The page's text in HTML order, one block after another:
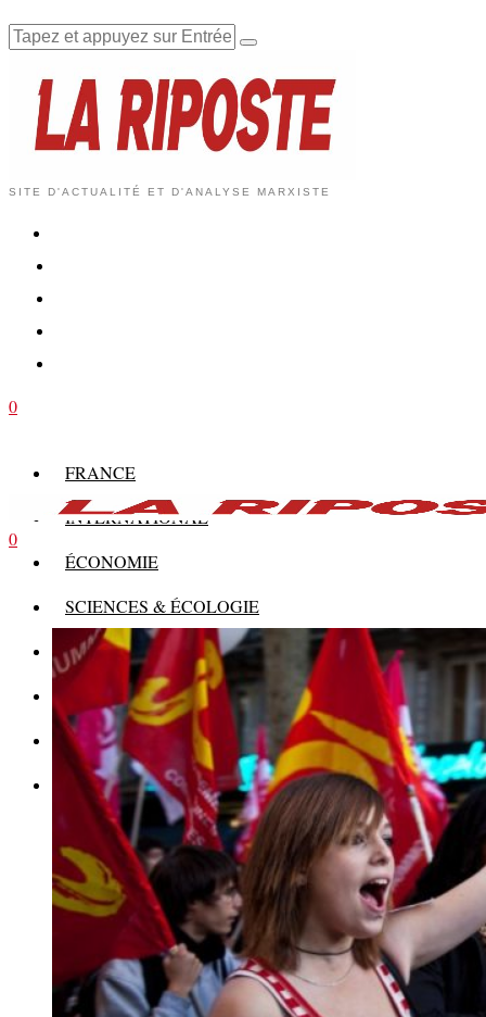
SITE D'ACTUALITÉ ET D'ANALYSE MARXISTE
0
FRANCE
INTERNATIONAL
ÉCONOMIE
SCIENCES & ÉCOLOGIE
HISTOIRE
THÉORIE
CULTURE
MULTIMÉDIAS
0